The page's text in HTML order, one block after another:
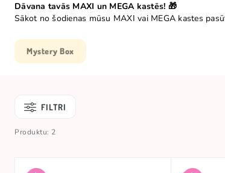
Dāvana tavās MAXI un MEGA kastēs! 🎁
Sākot no šodienas mūsu MAXI vai MEGA kastes
Mystery Box
FILTRI
Produktu: 2